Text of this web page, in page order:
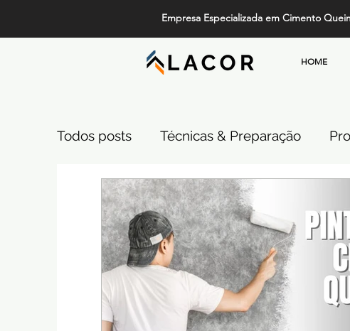
Empresa Especializada em Cimento
HOME
Todos posts Técnicas & Preparação
Design, Tendências e Serviços
Projetos de Alto Padrão Cimento
Comparativos de Revestimentos